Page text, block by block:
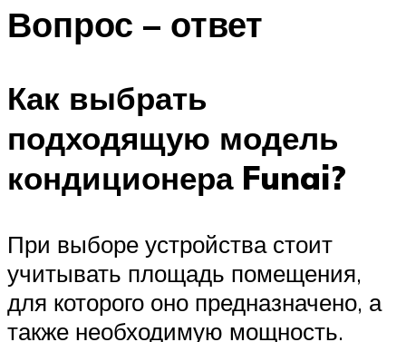
Вопрос – ответ
Как выбрать
подходящую модель
кондиционера Funai?
При выборе устройства стоит
учитывать площадь помещения,
для которого оно предназначено, а
также необходимую мощность.